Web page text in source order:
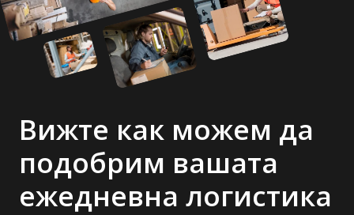
Вижте как можем да
подобрим вашата
ежедневна логистика